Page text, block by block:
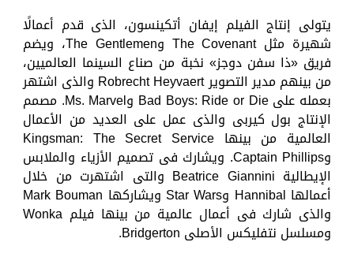
يتولى إنتاج الفيلم إيفان أتكينسون، الذى قدم أعمالًا
شهيرة مثل The Covenant وThe Gentlemen، ويضم
فريق «ذا سفن دوجز» نخبة من صناع السينما العالميين،
من بينهم مدير التصوير Robrecht Heyvaert والذى اشتهر
بعمله على Bad Boys: Ride or Die وMs. Marvel. مصمم
الإنتاج بول كيربى والذى عمل على العديد من الأعمال
العالمية من بينها Kingsman: The Secret Service
وCaptain Phillips. ويشارك فى تصميم الأزياء والملابس
الإيطالية Beatrice Giannini والتى اشتهرت من خلال
أعمالها Hannibal وStar Wars ويشاركها Mark Bouman
والذى شارك فى أعمال عالمية من بينها فيلم Wonka
ومسلسل نتفليكس الأصلى Bridgerton.